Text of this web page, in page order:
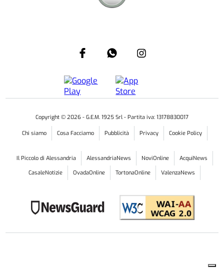
Copyright © 2026 - G.E.M. 1925 Srl - Partita iva: 13178830017
Chi siamo Cosa Facciamo Pubblicità Privacy Cookie Policy
Il Piccolo di Alessandria AlessandriaNews NoviOnline
AcquiNews
CasaleNotizie
OvadaOnline TortonaOnline ValenzaNews